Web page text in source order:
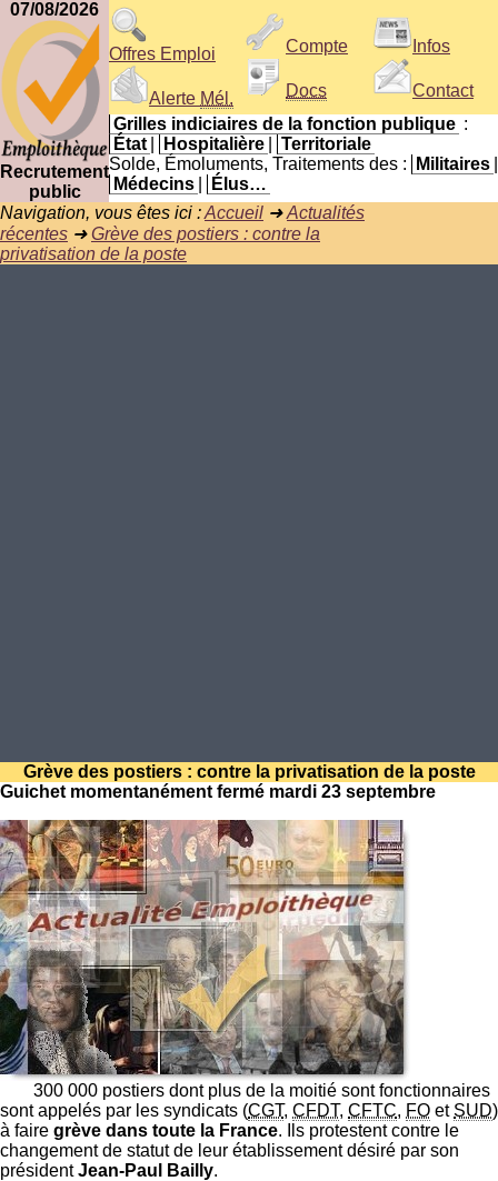
07/08/2026
Recrutement
public
Offres Emploi
Alerte Mél.
Compte
Docs
Infos
Contact
Grilles indiciaires de la fonction publique :
État
Hospitalière
Territoriale
Solde, Émoluments, Traitements des :
Militaires
Médecins
Élus…
Navigation, vous êtes ici :Accueil ➜Actualités
récentes ➜Grève des postiers : contre la
privatisation de la poste
Grève des postiers : contre la privatisation de la poste
Guichet momentanément fermé mardi 23 septembre
300 000 postiers dont plus de la moitié sont fonctionnaires
sont appelés par les syndicats (CGT, CFDT, CFTC, FO et SUD)
à faire grève dans toute la France. Ils protestent contre le
changement de statut de leur établissement désiré par son
présidentJean-Paul Bailly.